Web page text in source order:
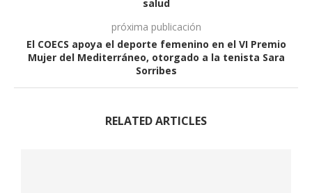
salud
próxima publicación
El COECS apoya el deporte femenino en el VI Premio
Mujer del Mediterráneo, otorgado a la tenista Sara
Sorribes
RELATED ARTICLES